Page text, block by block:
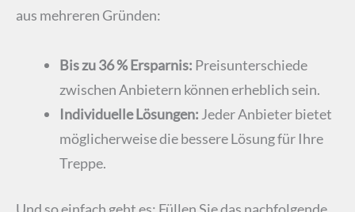
aus mehreren Gründen:
Bis zu 36 % Ersparnis: Preisunterschiede
zwischen Anbietern können erheblich sein.
Individuelle Lösungen: Jeder Anbieter bietet
möglicherweise die bessere Lösung für Ihre
Treppe.